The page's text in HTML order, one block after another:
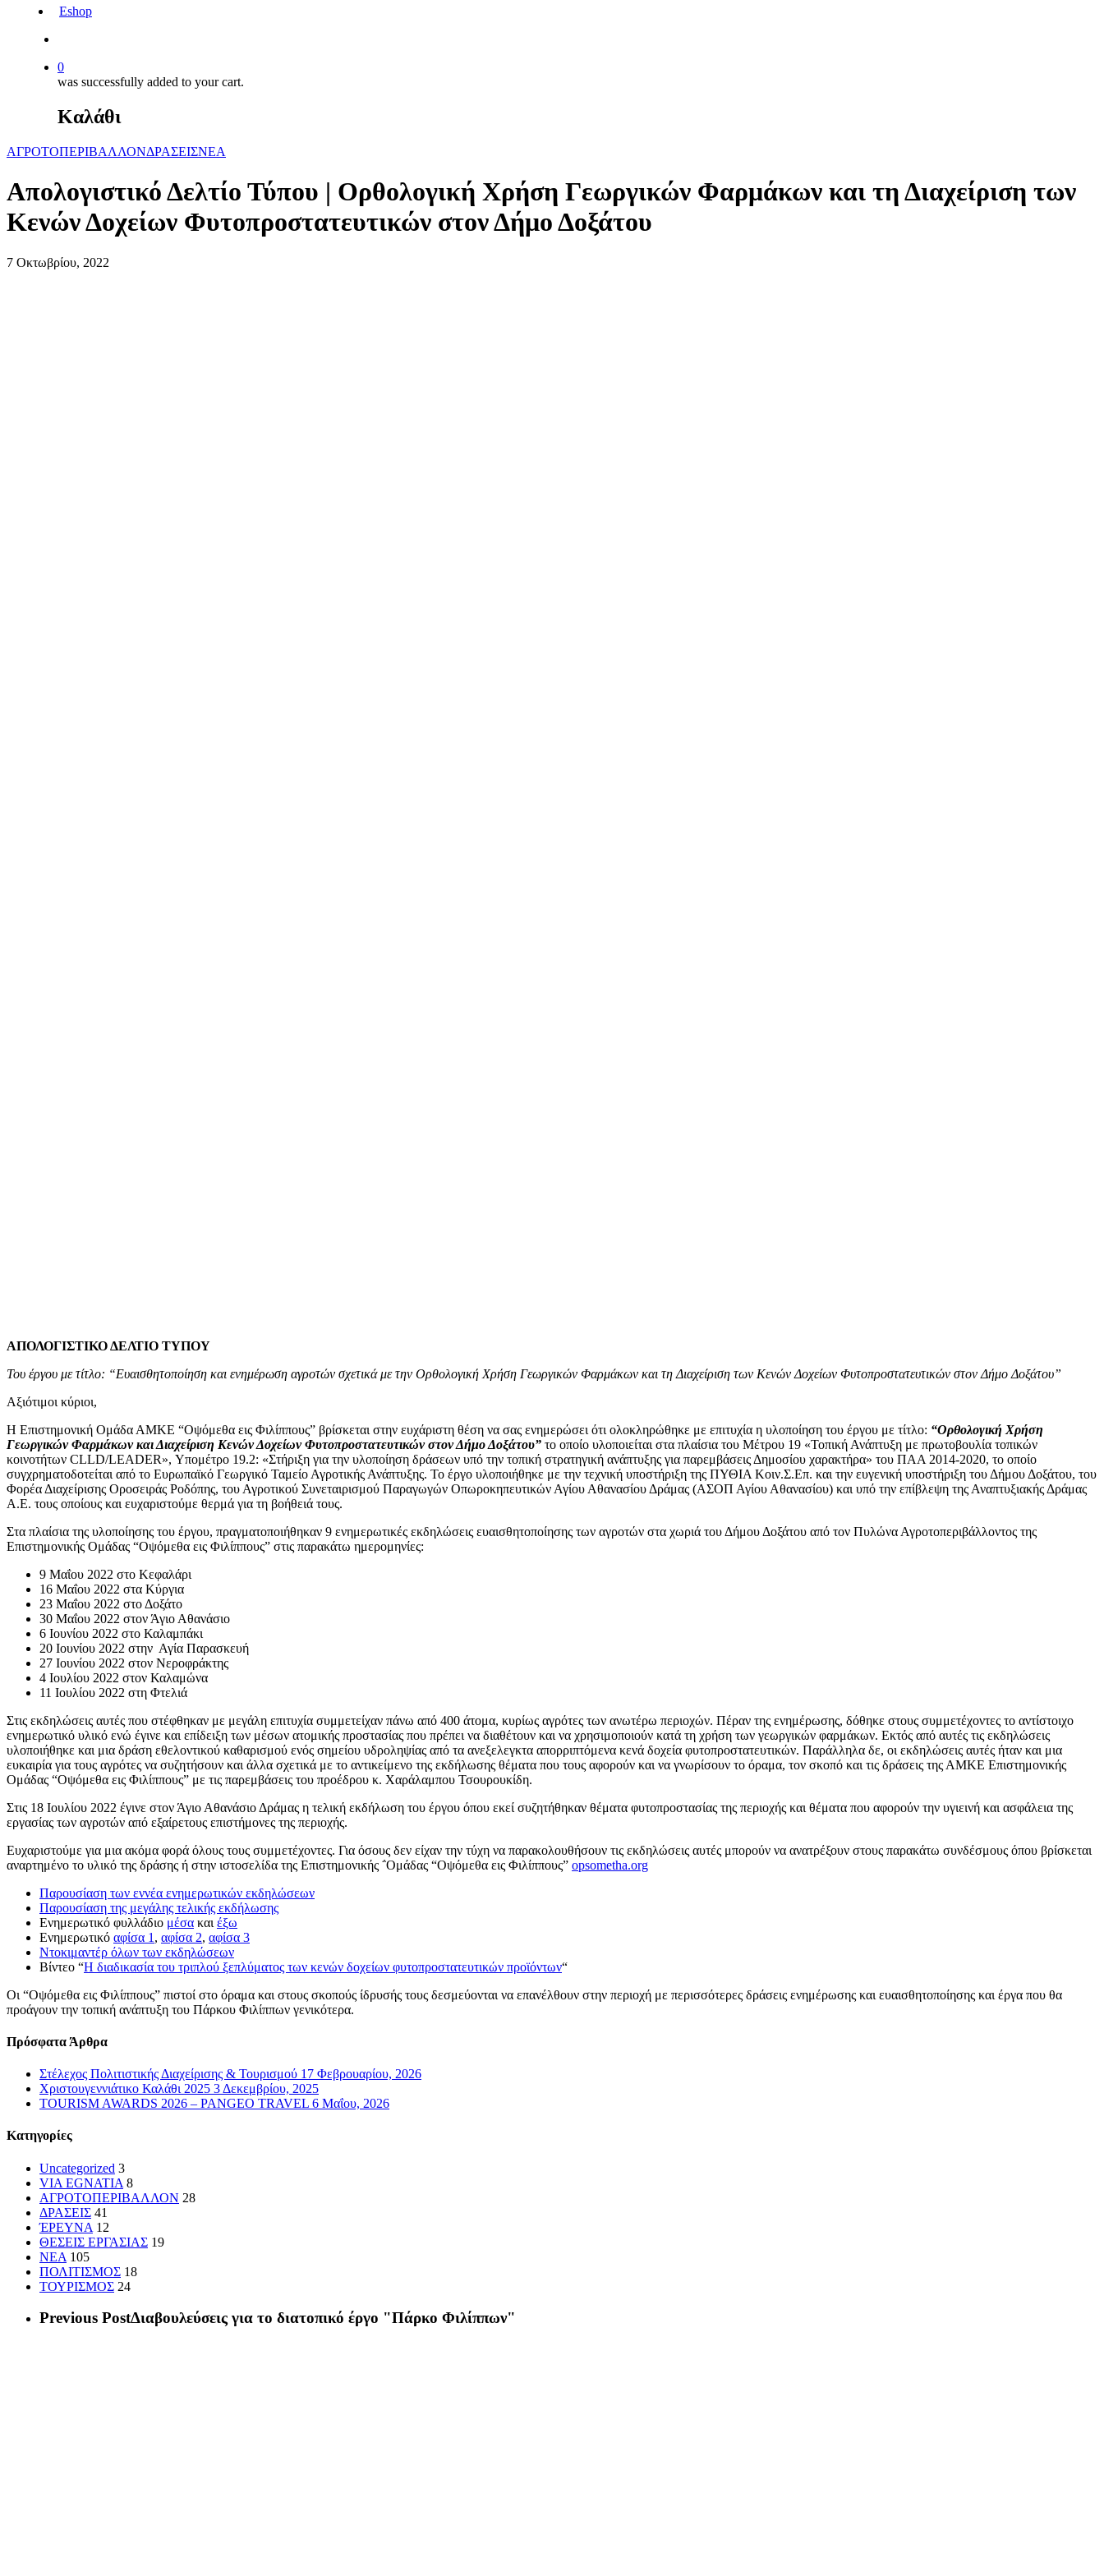
Eshop
0
was successfully added to your cart.
Καλάθι
ΑΓΡΟΤΟΠΕΡΙΒΑΛΛΟΝΔΡΑΣΕΙΣΝΕΑ
Απολογιστικό Δελτίο Τύπου | Ορθολογική Χρήση Γεωργικών Φαρμάκων και τη Διαχείριση των
Κενών Δοχείων Φυτοπροστατευτικών στον Δήμο Δοξάτου
7 Οκτωβρίου, 2022
ΑΠΟΛΟΓΙΣΤΙΚΟ ΔΕΛΤΙΟ ΤΥΠΟΥ
Του έργου με τίτλο: “Ευαισθητοποίηση και ενημέρωση αγροτών σχετικά με την Ορθολογική Χρήση Γεωργικών Φαρμάκων και τη Διαχείριση των Κενών Δοχείων Φυτοπροστατευτικών στον Δήμο Δοξάτου”
Αξιότιμοι κύριοι,
Η Επιστημονική Ομάδα ΑΜΚΕ “Οψόμεθα εις Φιλίππους” βρίσκεται στην ευχάριστη θέση να σας ενημερώσει ότι ολοκληρώθηκε με επιτυχία η υλοποίηση του έργου με τίτλο: “Ορθολογική Χρήση
Γεωργικών Φαρμάκων και Διαχείριση Κενών Δοχείων Φυτοπροστατευτικών στον Δήμο Δοξάτου” το οποίο υλοποιείται στα πλαίσια του Μέτρου 19 «Τοπική Ανάπτυξη με πρωτοβουλία τοπικών
κοινοτήτων CLLD/LEADER», Υπομέτρο 19.2: «Στήριξη για την υλοποίηση δράσεων υπό την τοπική στρατηγική ανάπτυξης για παρεμβάσεις Δημοσίου χαρακτήρα» του ΠΑΑ 2014-2020, το οποίο
συγχρηματοδοτείται από το Ευρωπαϊκό Γεωργικό Ταμείο Αγροτικής Ανάπτυξης. Το έργο υλοποιήθηκε με την τεχνική υποστήριξη της ΠΥΘΙΑ Κοιν.Σ.Επ. και την ευγενική υποστήριξη του Δήμου Δοξάτου, του
Φορέα Διαχείρισης Οροσειράς Ροδόπης, του Αγροτικού Συνεταιρισμού Παραγωγών Οπωροκηπευτικών Αγίου Αθανασίου Δράμας (ΑΣΟΠ Αγίου Αθανασίου) και υπό την επίβλεψη της Αναπτυξιακής Δράμας
Α.Ε. τους οποίους και ευχαριστούμε θερμά για τη βοήθειά τους.
Στα πλαίσια της υλοποίησης του έργου, πραγματοποιήθηκαν 9 ενημερωτικές εκδηλώσεις ευαισθητοποίησης των αγροτών στα χωριά του Δήμου Δοξάτου από τον Πυλώνα Αγροτοπεριβάλλοντος της
Επιστημονικής Ομάδας “Οψόμεθα εις Φιλίππους” στις παρακάτω ημερομηνίες:
9 Μαΐου 2022 στο Κεφαλάρι
16 Μαΐου 2022 στα Κύργια
23 Μαΐου 2022 στο Δοξάτο
30 Μαΐου 2022 στον Άγιο Αθανάσιο
6 Ιουνίου 2022 στο Καλαμπάκι
20 Ιουνίου 2022 στην Αγία Παρασκευή
27 Ιουνίου 2022 στον Νεροφράκτης
4 Ιουλίου 2022 στον Καλαμώνα
11 Ιουλίου 2022 στη Φτελιά
Στις εκδηλώσεις αυτές που στέφθηκαν με μεγάλη επιτυχία συμμετείχαν πάνω από 400 άτομα, κυρίως αγρότες των ανωτέρω περιοχών. Πέραν της ενημέρωσης, δόθηκε στους συμμετέχοντες το αντίστοιχο
ενημερωτικό υλικό ενώ έγινε και επίδειξη των μέσων ατομικής προστασίας που πρέπει να διαθέτουν και να χρησιμοποιούν κατά τη χρήση των γεωργικών φαρμάκων. Εκτός από αυτές τις εκδηλώσεις
υλοποιήθηκε και μια δράση εθελοντικού καθαρισμού ενός σημείου υδροληψίας από τα ανεξελεγκτα απορριπτόμενα κενά δοχεία φυτοπροστατευτικών. Παράλληλα δε, οι εκδηλώσεις αυτές ήταν και μια
ευκαιρία για τους αγρότες να συζητήσουν και άλλα σχετικά με το αντικείμενο της εκδήλωσης θέματα που τους αφορούν και να γνωρίσουν το όραμα, τον σκοπό και τις δράσεις της ΑΜΚΕ Επιστημονικής
Ομάδας “Οψόμεθα εις Φιλίππους” με τις παρεμβάσεις του προέδρου κ. Χαράλαμπου Τσουρουκίδη.
Στις 18 Ιουλίου 2022 έγινε στον Άγιο Αθανάσιο Δράμας η τελική εκδήλωση του έργου όπου εκεί συζητήθηκαν θέματα φυτοπροστασίας της περιοχής και θέματα που αφορούν την υγιεινή και ασφάλεια της
εργασίας των αγροτών από εξαίρετους επιστήμονες της περιοχής.
Ευχαριστούμε για μια ακόμα φορά όλους τους συμμετέχοντες. Για όσους δεν είχαν την τύχη να παρακολουθήσουν τις εκδηλώσεις αυτές μπορούν να ανατρέξουν στους παρακάτω συνδέσμους όπου βρίσκεται
αναρτημένο το υλικό της δράσης ή στην ιστοσελίδα της Επιστημονικής ΅Ομάδας “Οψόμεθα εις Φιλίππους” opsometha.org
Παρουσίαση των εννέα ενημερωτικών εκδηλώσεων
Παρουσίαση της μεγάλης τελικής εκδήλωσης
Ενημερωτικό φυλλάδιο μέσα και έξω
Ενημερωτικό αφίσα 1 , αφίσα 2, αφίσα 3
Ντοκιμαντέρ όλων των εκδηλώσεων
Βίντεο “Η διαδικασία του τριπλού ξεπλύματος των κενών δοχείων φυτοπροστατευτικών προϊόντων“
Οι “Οψόμεθα εις Φιλίππους” πιστοί στο όραμα και στους σκοπούς ίδρυσής τους δεσμεύονται να επανέλθουν στην περιοχή με περισσότερες δράσεις ενημέρωσης και ευαισθητοποίησης και έργα που θα
προάγουν την τοπική ανάπτυξη του Πάρκου Φιλίππων γενικότερα.
Πρόσφατα Άρθρα
Στέλεχος Πολιτιστικής Διαχείρισης & Τουρισμού 17 Φεβρουαρίου, 2026
Χριστουγεννιάτικο Καλάθι 2025 3 Δεκεμβρίου, 2025
TOURISM AWARDS 2026 – PANGEO TRAVEL 6 Μαΐου, 2026
Kατηγορίες
Uncategorized 3
VIA EGNATIA 8
ΑΓΡΟΤΟΠΕΡΙΒΑΛΛΟΝ 28
ΔΡΑΣΕΙΣ 41
ΈΡΕΥΝΑ 12
ΘΕΣΕΙΣ ΕΡΓΑΣΙΑΣ 19
ΝΕΑ 105
ΠΟΛΙΤΙΣΜΟΣ 18
ΤΟΥΡΙΣΜΟΣ 24
Previous PostΔιαβουλεύσεις για το διατοπικό έργο "Πάρκο Φιλίππων"